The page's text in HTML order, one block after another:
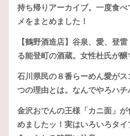
持ち帰りアーカイブ。一度食べ
メをまとめました！
【鶴野酒造店】谷泉、愛、登
る能登町の酒蔵。女性杜氏が醸
石川県民の８番らーめん愛が
つの理由とは。なんでやろハチ
金沢おでんの王様「カニ面」が
めましたッ！実はいろいろタ